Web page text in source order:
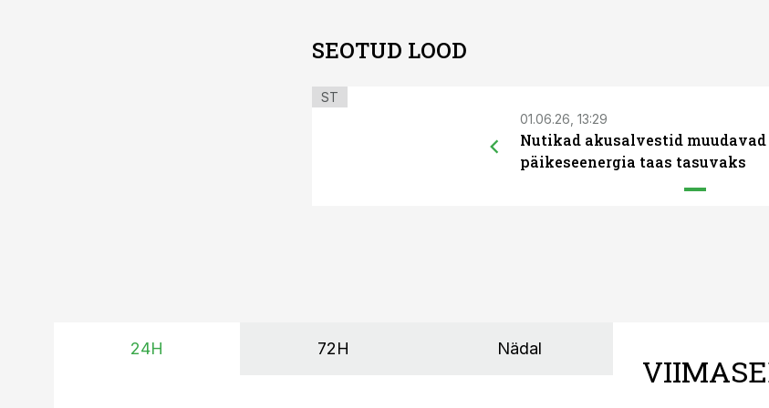
SEOTUD LOOD
ST
01.06.26, 13:29
Nutikad akusalvestid muudavad
päikeseenergia taas tasuvaks
24H 72H Nädal